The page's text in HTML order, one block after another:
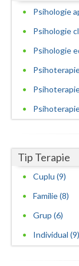
Psihologie
Psihologie
Psihologie
Tip Terapie
Cuplu (9)
Familie (8)
Grup (6)
Individual (9)